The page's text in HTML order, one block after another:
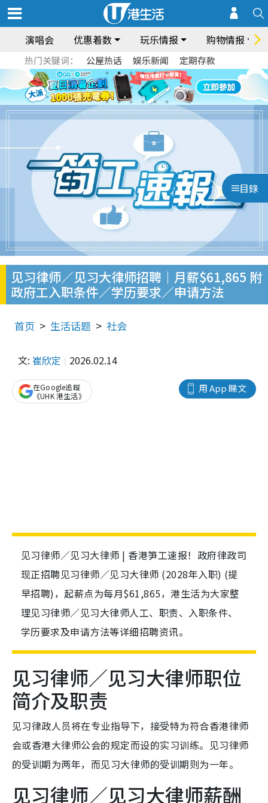
演唱会 优惠着数 玩乐情报 购物情报
热门关键词： 公屋热话 娱乐新闻 定期存款
目錄
见习律师／见习大律师招聘｜月薪$61,865 附
政府工入职条件／学历要求／申请方法
首页 生活话题 社会
文: 崔欣定 2026.02.14
用 App 睇文
在Google追蹤
《UHK 港生活》
见习律师／见习大律师 | 香港笋工速报！政府律政司
现正招聘见习律师／见习大律师 (2028年入职) (提
早招聘)，起薪点为每月$61,865，港生活为大家整
理见习律师／见习大律师人工、职责、入职条件、
学历要求及申请方法等详细招聘资讯。
见习律师／见习大律师职位
简介及职责
见习律政人员将在专业指导下，接受特为符合香港律师
会或香港大律师公会的规定而设的实习训练。见习律师
的受训期为两年，而见习大律师的受训期则为一年。
见习律师／见习大律师薪酬